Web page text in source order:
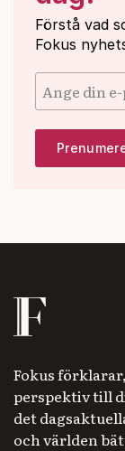
Förstå vad
Fokus
Fokus
perspektiv till
det
och världen